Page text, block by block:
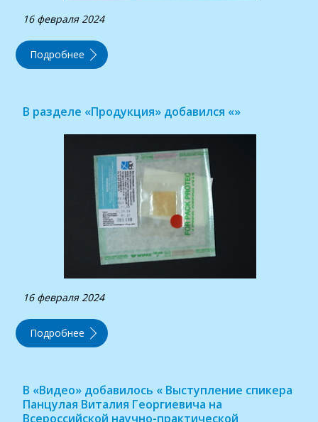
16 февраля 2024
Подробнее
В разделе «Продукция» добавился «»
16 февраля 2024
Подробнее
В «Видео» добавилось « Выступление спикера
Панцулая Виталия Георгиевича на
Всероссийской научно-практической